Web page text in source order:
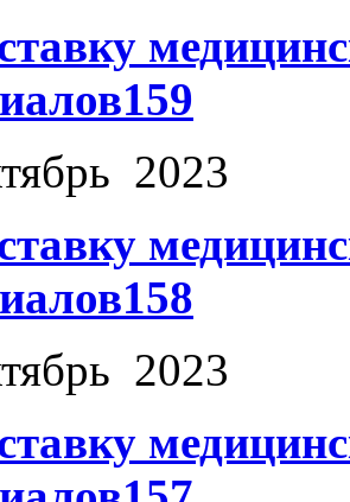
2023
2023